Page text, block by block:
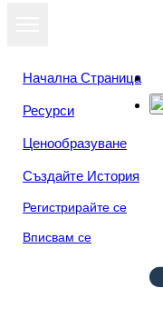
Начална Страница
Ресурси
Ценообразуване
Създайте История
Регистрирайте се
Вписвам се
Преглед като
слайдшоу